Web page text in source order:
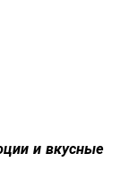
и вкусные